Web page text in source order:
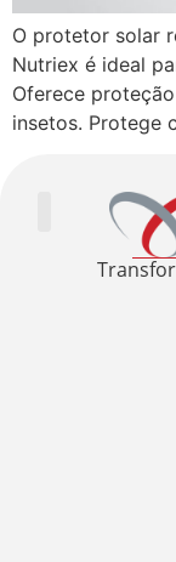
O protetor solar
Nutriex é ideal
Oferece
insetos. Protege